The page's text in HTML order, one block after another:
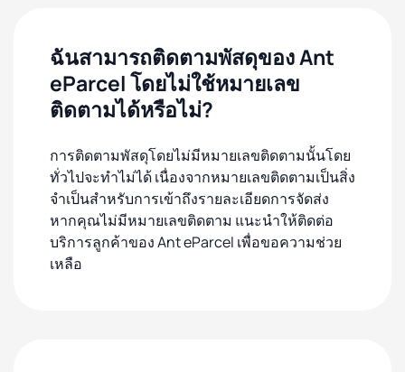
ฉันสามารถติดตามพัสดุของ Ant
eParcel โดยไม่ใช้หมายเลข
ติดตามได้หรือไม่?
การติดตามพัสดุโดยไม่มีหมายเลขติดตามนั้นโดย
ทั่วไปจะทำไม่ได้ เนื่องจากหมายเลขติดตามเป็นสิ่ง
จำเป็นสำหรับการเข้าถึงรายละเอียดการจัดส่ง
หากคุณไม่มีหมายเลขติดตาม แนะนำให้ติดต่อ
บริการลูกค้าของ Ant eParcel เพื่อขอความช่วย
เหลือ